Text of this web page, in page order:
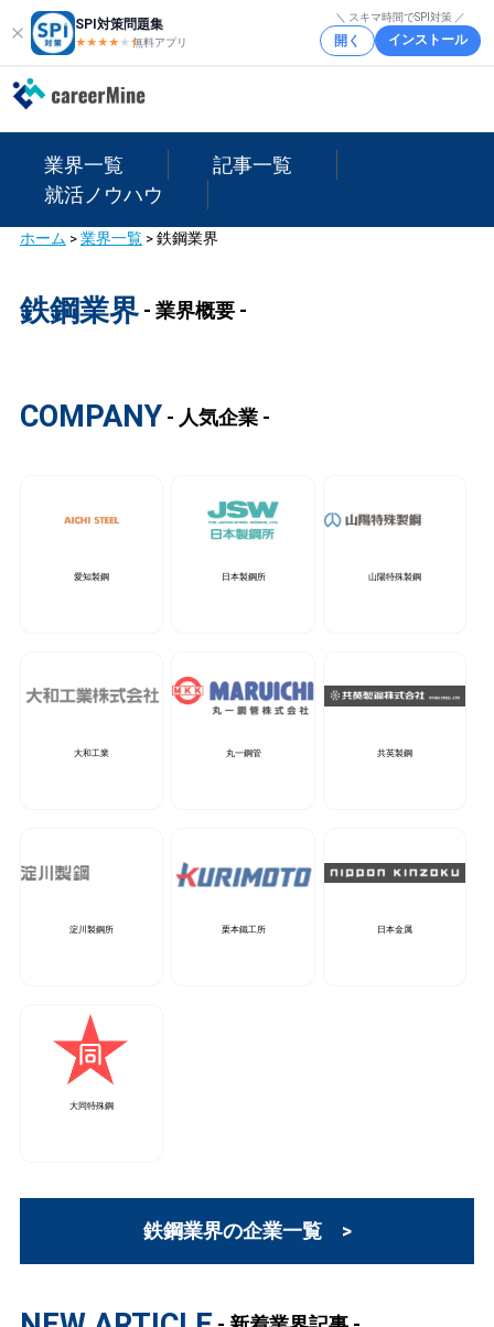
SPI対策問題集
★★★★ ★★
無料アプリ
＼ スキマ時間でSPI対策 ／
開く インストール
業界一覧
記事一覧
就活ノウハウ
ホーム >業界一覧>鉄鋼業界
鉄鋼業界 - 業界概要 -
COMPANY - 人気企業 -
愛知製鋼 日本製鋼所 山陽特殊製鋼
大和工業 丸一鋼管 共英製鋼
淀川製鋼所 栗本鐵工所 日本金属
大同特殊鋼
鉄鋼業界の企業一覧 >